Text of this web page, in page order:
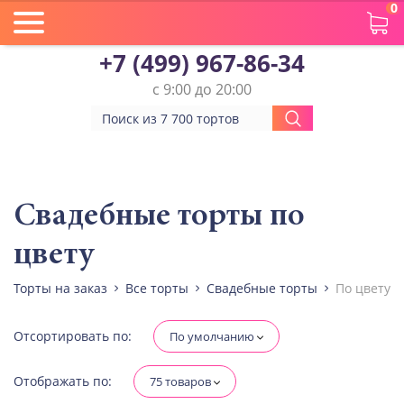
0
+7 (499) 967-86-34
с 9:00 до 20:00
Количество ярусов
При выборе яруса вес изменится
Диабетическая-
Свадебные торты по
цвету
Торты на заказ Все торты Свадебные торты По цвету
Отсортировать по: По умолчанию
Отображать по: 75 товаров